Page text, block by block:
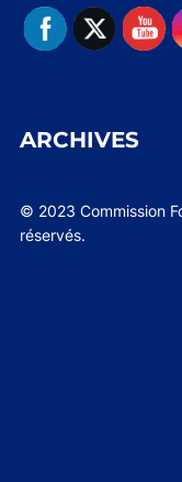
ARCHIVES
© 2023 Commission
réservés.